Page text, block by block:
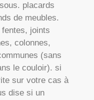
placards
de meubles.
joints
colonnes,
(sans
le couloir). si
sur votre cas à
dise si un